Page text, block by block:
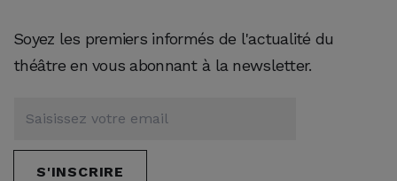
Soyez les premiers informés de l'actualité du
théâtre en vous abonnant à la newsletter.
S'INSCRIRE